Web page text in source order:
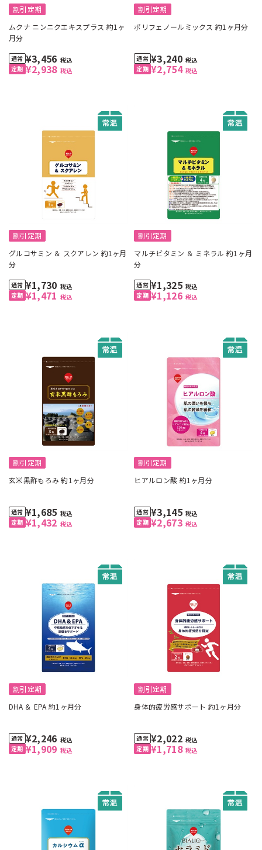
割引定期
ムクナ ニンニクエキスプラス 約1ヶ
月分
¥2,938 税込
¥3,456 税込
割引定期
ポリフェノールミックス 約1ヶ月分
¥2,754 税込
¥3,240 税込
割引定期
グルコサミン ＆ スクアレン 約1ヶ月
分
¥1,471 税込
¥1,730 税込
割引定期
マルチビタミン ＆ ミネラル 約1ヶ月
分
¥1,126 税込
¥1,325 税込
割引定期
玄米黒酢もろみ 約1ヶ月分
¥1,432 税込
¥1,685 税込
割引定期
ヒアルロン酸 約1ヶ月分
¥2,673 税込
¥3,145 税込
割引定期
DHA ＆ EPA 約1ヶ月分
¥1,909 税込
¥2,246 税込
割引定期
身体的疲労感サポート 約1ヶ月分
¥1,718 税込
¥2,022 税込